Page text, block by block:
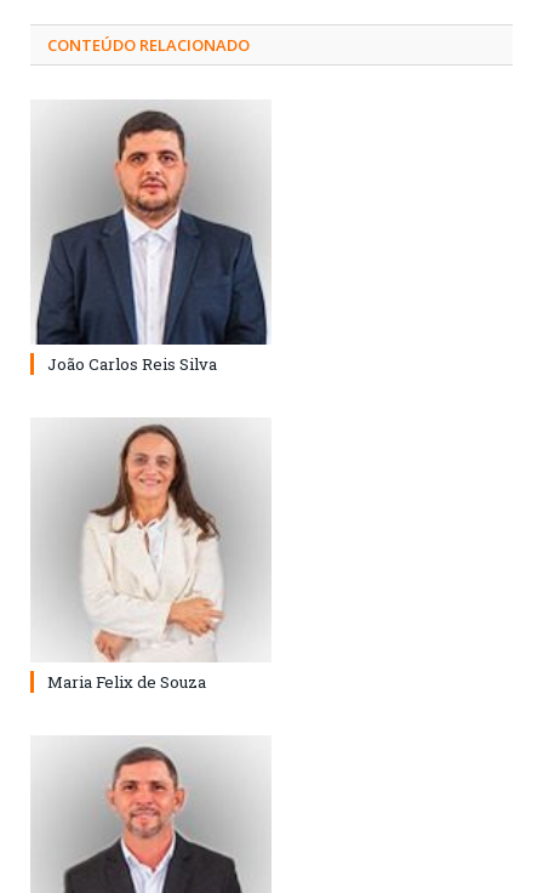
CONTEÚDO RELACIONADO
João Carlos Reis Silva
Maria Felix de Souza